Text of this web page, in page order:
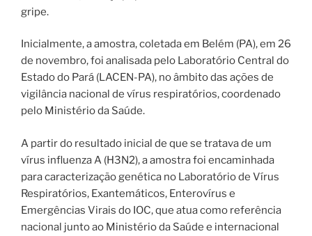
gripe.
Inicialmente, a amostra, coletada em Belém (PA), em 26
de novembro, foi analisada pelo Laboratório Central do
Estado do Pará (LACEN-PA), no âmbito das ações de
vigilância nacional de vírus respiratórios, coordenado
pelo Ministério da Saúde.
A partir do resultado inicial de que se tratava de um
vírus influenza A (H3N2), a amostra foi encaminhada
para caracterização genética no Laboratório de Vírus
Respiratórios, Exantemáticos, Enterovírus e
Emergências Virais do IOC, que atua como referência
nacional junto ao Ministério da Saúde e internacional